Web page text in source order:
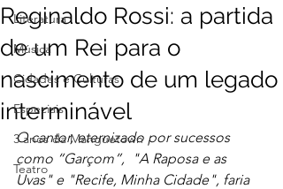
Literatura
Música
Cidades e Culturas
Especiais
3 anos da Manguetown
Teatro
Reginaldo Rossi: a partida
de um Rei para o
nascimento de um legado
interminável
O cantor, eternizado por sucessos
como “Garçom”,  "A Raposa e as
Uvas" e "Recife, Minha Cidade", faria